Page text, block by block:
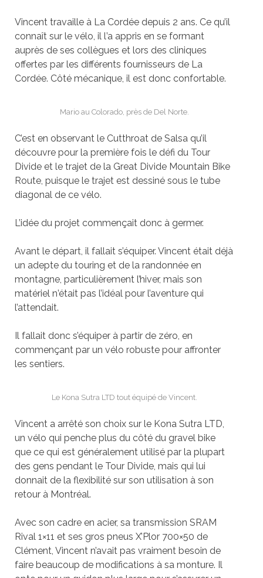
Vincent travaille à La Cordée depuis 2 ans. Ce qu’il
connaît sur le vélo, il l’a appris en se formant
auprès de ses collègues et lors des cliniques
offertes par les différents fournisseurs de La
Cordée. Côté mécanique, il est donc confortable.
Mario au Colorado, près de Del Norte.
C’est en observant le Cutthroat de Salsa qu’il
découvre pour la première fois le défi du Tour
Divide et le trajet de la Great Divide Mountain Bike
Route, puisque le trajet est dessiné sous le tube
diagonal de ce vélo.
L’idée du projet commençait donc à germer.
Avant le départ, il fallait s’équiper. Vincent était déjà
un adepte du touring et de la randonnée en
montagne, particulièrement l’hiver, mais son
matériel n’était pas l’idéal pour l’aventure qui
l’attendait.
Il fallait donc s’équiper à partir de zéro, en
commençant par un vélo robuste pour affronter
les sentiers.
Le Kona Sutra LTD tout équipé de Vincent.
Vincent a arrêté son choix sur le Kona Sutra LTD,
un vélo qui penche plus du côté du gravel bike
que ce qui est généralement utilisé par la plupart
des gens pendant le Tour Divide, mais qui lui
donnait de la flexibilité sur son utilisation à son
retour à Montréal.
Avec son cadre en acier, sa transmission SRAM
Rival 1×11 et ses gros pneus X’Plor 700×50 de
Clément, Vincent n’avait pas vraiment besoin de
faire beaucoup de modifications à sa monture. Il